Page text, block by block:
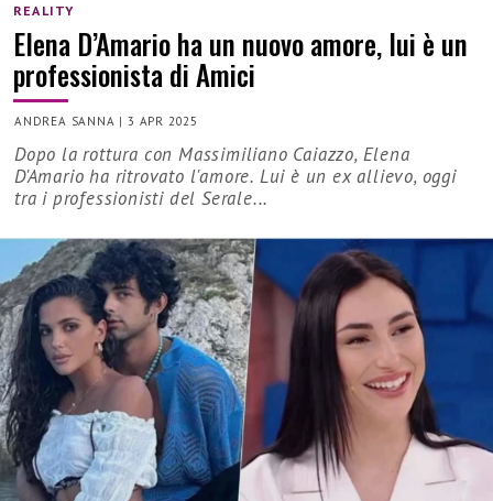
REALITY
Elena D’Amario ha un nuovo amore, lui è un
professionista di Amici
ANDREA SANNA |3 APR 2025
Dopo la rottura con Massimiliano Caiazzo, Elena
D'Amario ha ritrovato l'amore. Lui è un ex allievo, oggi
tra i professionisti del Serale...